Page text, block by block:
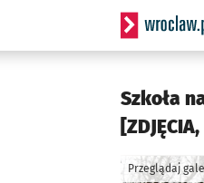
Serwis
Szkoła
Przeglądaj